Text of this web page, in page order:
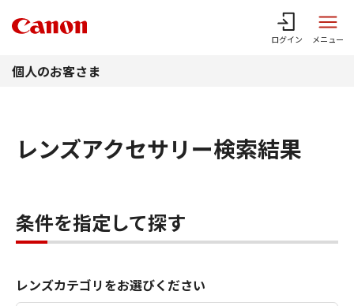
ログイン メニュー
個人のお客さま
レンズアクセサリー検索結果
条件を指定して探す
レンズカテゴリをお選びください